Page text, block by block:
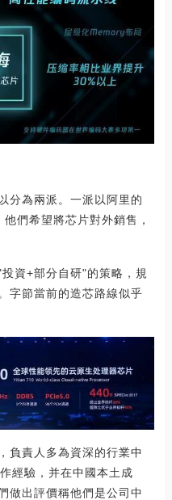
分為兩派。一派以阿里的
們希望將芯片對外銷售，
資+部分自研"的策略，規
字節當前的造芯路線似乎
負責人多為資深的行業中
經驗，并在中國本土成
做出評價稱他們是公司中